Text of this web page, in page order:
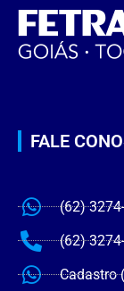
FALE
(62)
(62)
Cadastro